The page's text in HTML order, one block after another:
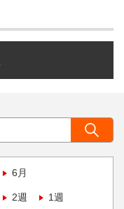
6月
2週 1週